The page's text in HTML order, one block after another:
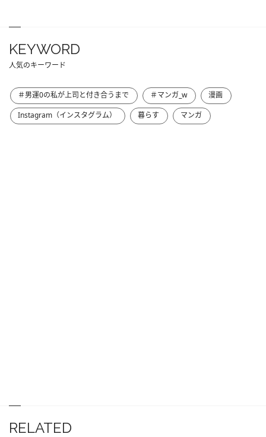
KEYWORD
人気のキーワード
＃男運0の私が上司と付き合うまで ＃マンガ_w
漫画
Instagram（インスタグラム）
暮らす マンガ
RELATED